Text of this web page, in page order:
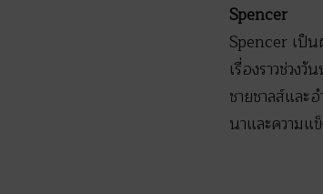
Spencer
Spencer เป็น
เรื่องราวช่วง
ชายชาลส์และ
นาและความแ